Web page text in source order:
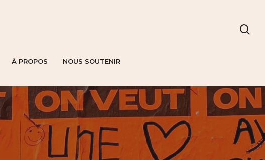
À PROPOS NOUS SOUTENIR